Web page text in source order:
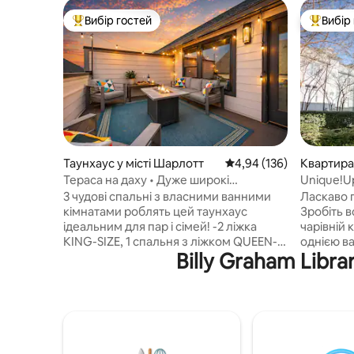
Топ вибір гостей
Вибір гостей
Таунхаус у місті Шарлотт Середня оцінка: 4,94 з
4,94 (136)
Тераса на даху • Дуже широкі
двоспальні ліжка • Поруч із легким
рейковим транспортом і LoSo
3 чудові спальні з власними ванними
кімнатами роблять цей таунхаус
ідеальним для пар і сімей! -2 ліжка
KING-SIZE, 1 спальня з ліжком QUEEN-
SIZE і телевізорами - Повністю
обладнана кухня шеф-кухаря з
Програвач платівок, м'яч для гольфу -
Топ
Ласкаво
Зробіть
чарівній
однією
в центрі
Billy Graham